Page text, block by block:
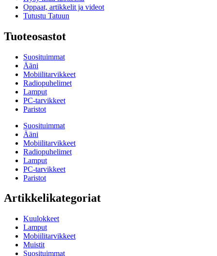
Oppaat, artikkelit ja videot
Tutustu Tatuun
Tuoteosastot
Suosituimmat
Ääni
Mobiilitarvikkeet
Radiopuhelimet
Lamput
PC-tarvikkeet
Paristot
Suosituimmat
Ääni
Mobiilitarvikkeet
Radiopuhelimet
Lamput
PC-tarvikkeet
Paristot
Artikkelikategoriat
Kuulokkeet
Lamput
Mobiilitarvikkeet
Muistit
Suosituimmat